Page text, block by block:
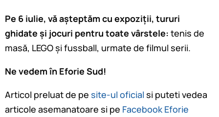
Pe 6 iulie, vă așteptăm cu expoziții, tururi
ghidate și jocuri pentru toate vârstele: tenis de
masă, LEGO și fussball, urmate de filmul serii.
Ne vedem în Eforie Sud!
Articol preluat de pe site-ul oficial si puteti vedea
articole asemanatoare si pe Facebook Eforie